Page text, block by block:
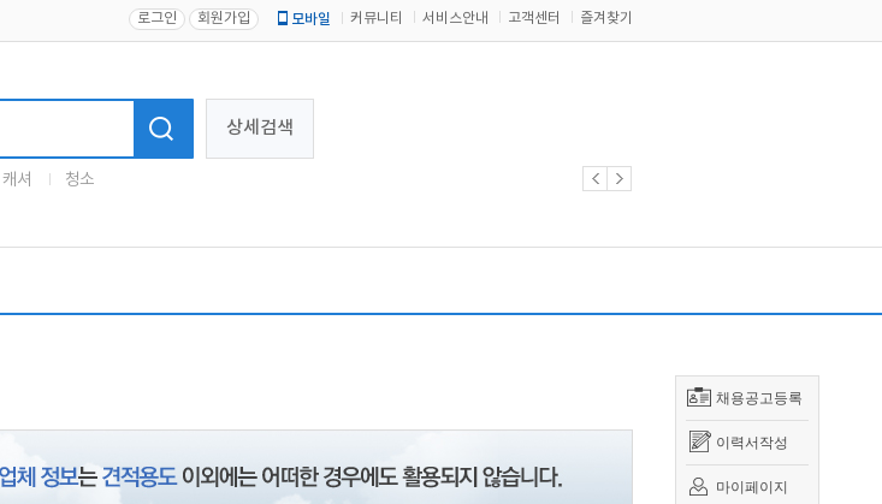
로그인 회원가입 모바일 커뮤니티 서비스안내 고객센터 즐겨찾기
상세검색
캐셔 청소
채용공고등록
이력서작성
마이페이지